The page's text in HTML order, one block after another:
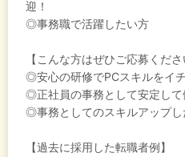
迎！
◎事務職で活躍したい方
【こんな方はぜひご応募くださ
◎安心の研修でPCスキルをイ
◎正社員の事務として安定して
◎事務としてのスキルアップし
【過去に採用した転職者例】